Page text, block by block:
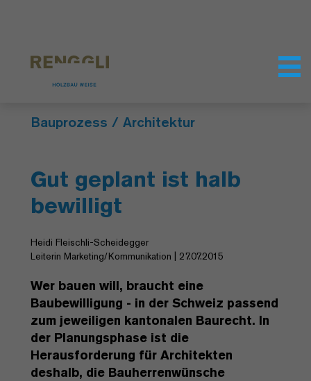
Bauprozess / Architektur
Gut geplant ist halb
bewilligt
Heidi Fleischli-Scheidegger
Leiterin Marketing/Kommunikation | 27.07.2015
Wer bauen will, braucht eine
Baubewilligung - in der Schweiz passend
zum jeweiligen kantonalen Baurecht. In
der Planungsphase ist die
Herausforderung für Architekten
deshalb, die Bauherrenwünsche